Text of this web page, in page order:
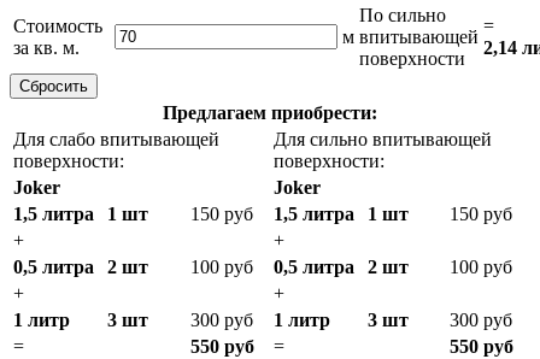
Стоимость
за кв. м.
м
По сильно
впитывающей
поверхности
=
2,14
Предлагаем приобрести:
Для слабо впитывающей
поверхности:
Для сильно впитывающей
поверхности:
Joker
Joker
1,5 литра
1 шт 150 руб 1,5 литра 1 шт
150 руб
+
+
0,5 литра
2 шт 100 руб 0,5 литра 2 шт
100 руб
+
+
1 литр
3 шт 300 руб 1 литр 3 шт
300 руб
=
550 руб =
550 руб